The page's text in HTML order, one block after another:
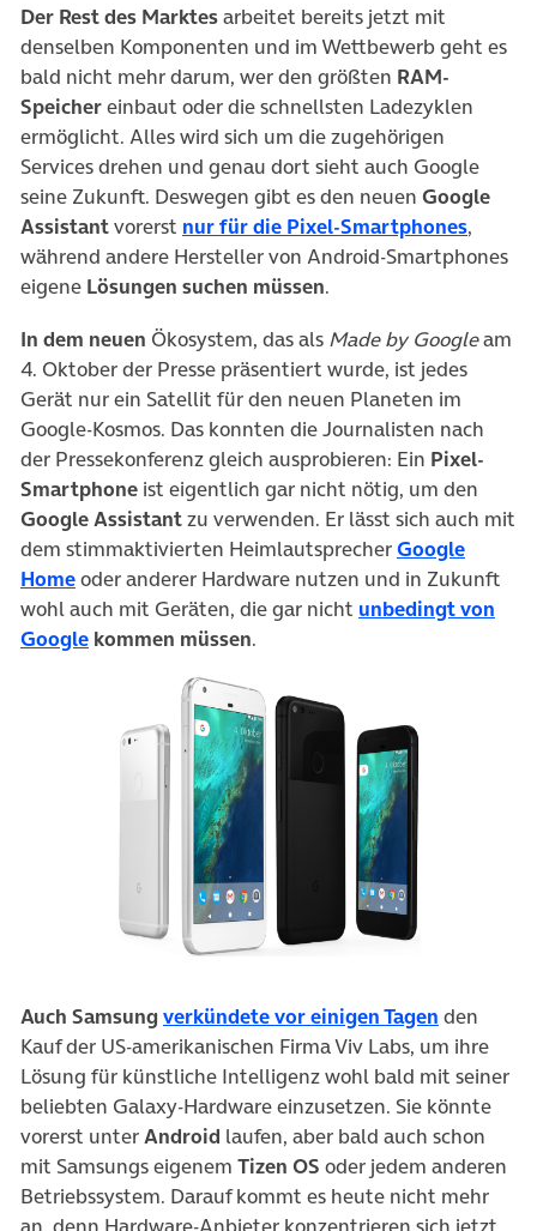
Der Rest des Marktesarbeitet bereits jetzt mit
denselben Komponenten und im Wettbewerb geht es
bald nicht mehr darum, wer den größten RAM-
Speichereinbaut oder die schnellsten Ladezyklen
ermöglicht. Alles wird sich um die zugehörigen
Services drehen und genau dort sieht auch Google
seine Zukunft. Deswegen gibt es den neuen Google
Assistantvorerst nur für die Pixel-Smartphones(öffnet
,
während andere Hersteller von Android-Smartphones
eigene Lösungen suchen müssen.
In dem neuen Ökosystem, das als Made by Googleam
4. Oktober der Presse präsentiert wurde, ist jedes
Gerät nur ein Satellit für den neuen Planeten im
Google-Kosmos. Das konnten die Journalisten nach
der Pressekonferenz gleich ausprobieren: Ein Pixel-
Smartphone ist eigentlich gar nicht nötig, um den
Google Assistantzu verwenden. Er lässt sich auch mit
dem stimmaktivierten HeimlautsprecherGoogle
Home(öffnet in neuem Tab)
oder anderer Hardware nutzen und in Zukunft
wohl auch mit Geräten, die gar nicht unbedingt von
Google(öffnet in neuem Tab)
kommen müssen.
Auch Samsung verkündete vor einigen Tagen (öffnet in
den
Kauf der US-amerikanischen Firma Viv Labs, um ihre
Lösung für künstliche Intelligenz wohl bald mit seiner
beliebten Galaxy-Hardware einzusetzen. Sie könnte
vorerst unterAndroid laufen, aber bald auch schon
mit Samsungs eigenem Tizen OS oder jedem anderen
Betriebssystem. Darauf kommt es heute nicht mehr